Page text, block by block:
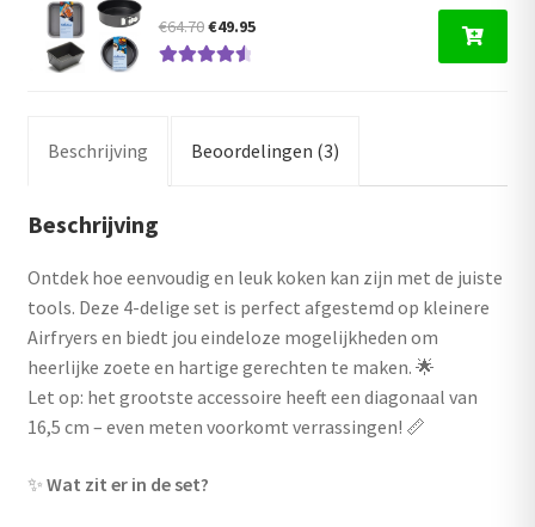
€64.70Oorspronkelijke
prijs
€49.95Huidige
Beschrijving Beoordelingen (3)
Beschrijving
Ontdek hoe eenvoudig en leuk koken kan zijn met de juiste
tools. Deze 4-delige set is perfect afgestemd op kleinere
Airfryers en biedt jou eindeloze mogelijkheden om
heerlijke zoete en hartige gerechten te maken. 🌟
Let op: het grootste accessoire heeft een diagonaal van
16,5 cm – even meten voorkomt verrassingen! 📏
✨ Wat zit er in de set?